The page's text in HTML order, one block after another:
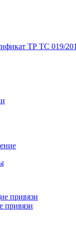
ТР ТС 019/
привязи
привязи